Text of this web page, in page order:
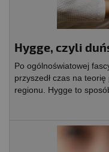
Hygge, czyli
Po ogólnoświatowej
przyszedł czas na
regionu. Hygge to